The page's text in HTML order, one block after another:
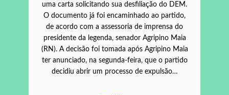
uma carta solicitando sua desfiliação do DEM.
O documento já foi encaminhado ao partido,
de acordo com a assessoria de imprensa do
presidente da legenda, senador Agripino Maia
(RN). A decisão foi tomada após Agripino Maia
ter anunciado, na segunda-feira, que o partido
decidiu abrir um processo de expulsão…